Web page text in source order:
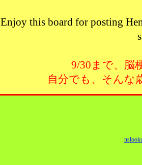
Enjoy this board for posting
9/30まで、脳
自分でも、そんな